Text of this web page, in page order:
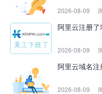
2026-08-09
阿里云注册
2026-08-09
阿里云域名
2026-08-09